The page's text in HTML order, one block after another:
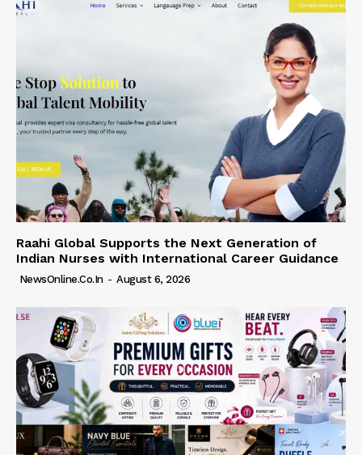
Raahi Global Supports the Next Generation of
Indian Nurses with International Career Guidance
NewsOnline.co.in - August 6, 2026